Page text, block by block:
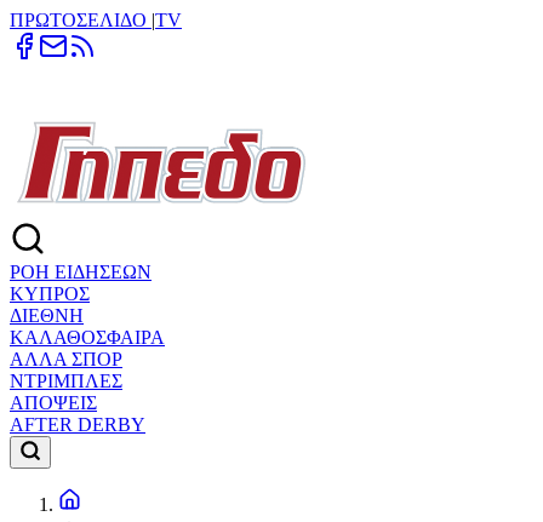
ΠΡΩΤΟΣΕΛΙΔΟ |TV
ΡΟΗ ΕΙΔΗΣΕΩΝ
ΚΥΠΡΟΣ
ΔΙΕΘΝΗ
ΚΑΛΑΘΟΣΦΑΙΡΑ
ΑΛΛΑ ΣΠΟΡ
ΝΤΡΙΜΠΛΕΣ
ΑΠΟΨΕΙΣ
AFTER DERBY